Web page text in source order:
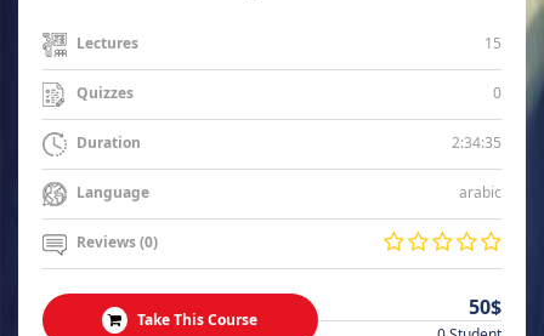
Lectures 15
Quizzes 0
Duration 2:34:35
Language arabic
Reviews (0)
Take This Course 50$